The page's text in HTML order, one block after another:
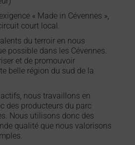
« Made in Cévennes »,
court local.
du terroir en nous
possible dans les Cévennes.
et de promouvoir
belle région du sud de la
nous travaillons en
des producteurs du parc
Nous utilisons donc des
qualité que nous valorisons